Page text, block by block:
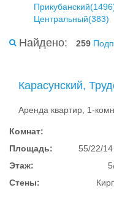
Центральный(383)
Найдено: 259
Карасунский,
Аренда квартир, 1-комн.
Комнат:
Площадь:
55/22/
Этаж:
Стены: